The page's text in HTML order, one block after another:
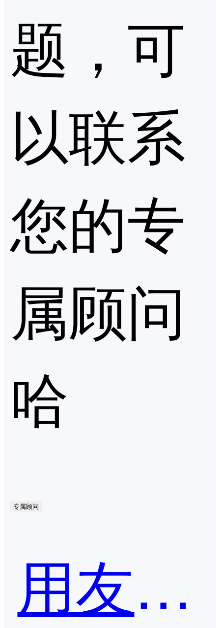
题，可
以联系
您的专
属顾问
哈
专属顾问
用友网络